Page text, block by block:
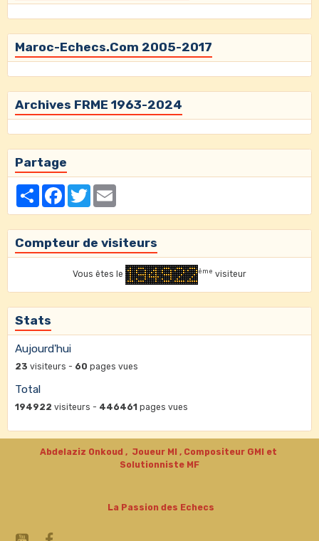
Maroc-Echecs.Com 2005-2017
Archives FRME 1963-2024
Partage
PartagerFacebookTwitter
Compteur de visiteurs
Vous êtes le ème visiteur
Stats
Aujourd'hui
23 visiteurs - 60 pages vues
Total
194922 visiteurs - 446461 pages vues
Abdelaziz Onkoud , Joueur MI , Compositeur GMI et
Solutionniste MF
La Passion des Echecs